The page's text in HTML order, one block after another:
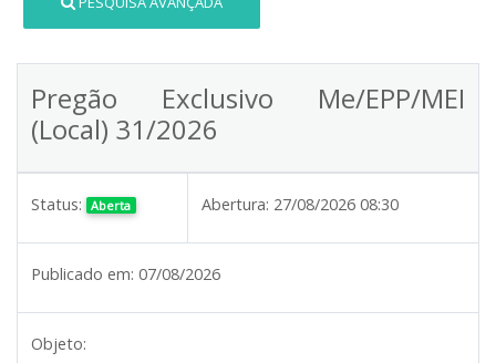
Pregão Exclusivo Me/EPP/MEI
(Local) 31/2026
Status: Aberta Abertura: 27/08/2026 08:30
Publicado em: 07/08/2026
Objeto: